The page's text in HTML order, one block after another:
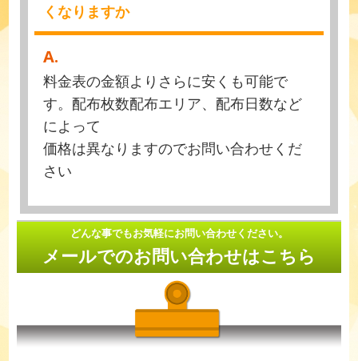
くなりますか
A.
料金表の金額よりさらに安くも可能で
す。配布枚数配布エリア、配布日数など
によって
価格は異なりますのでお問い合わせくだ
さい
どんな事でもお気軽にお問い合わせください。
メールでのお問い合わせはこちら